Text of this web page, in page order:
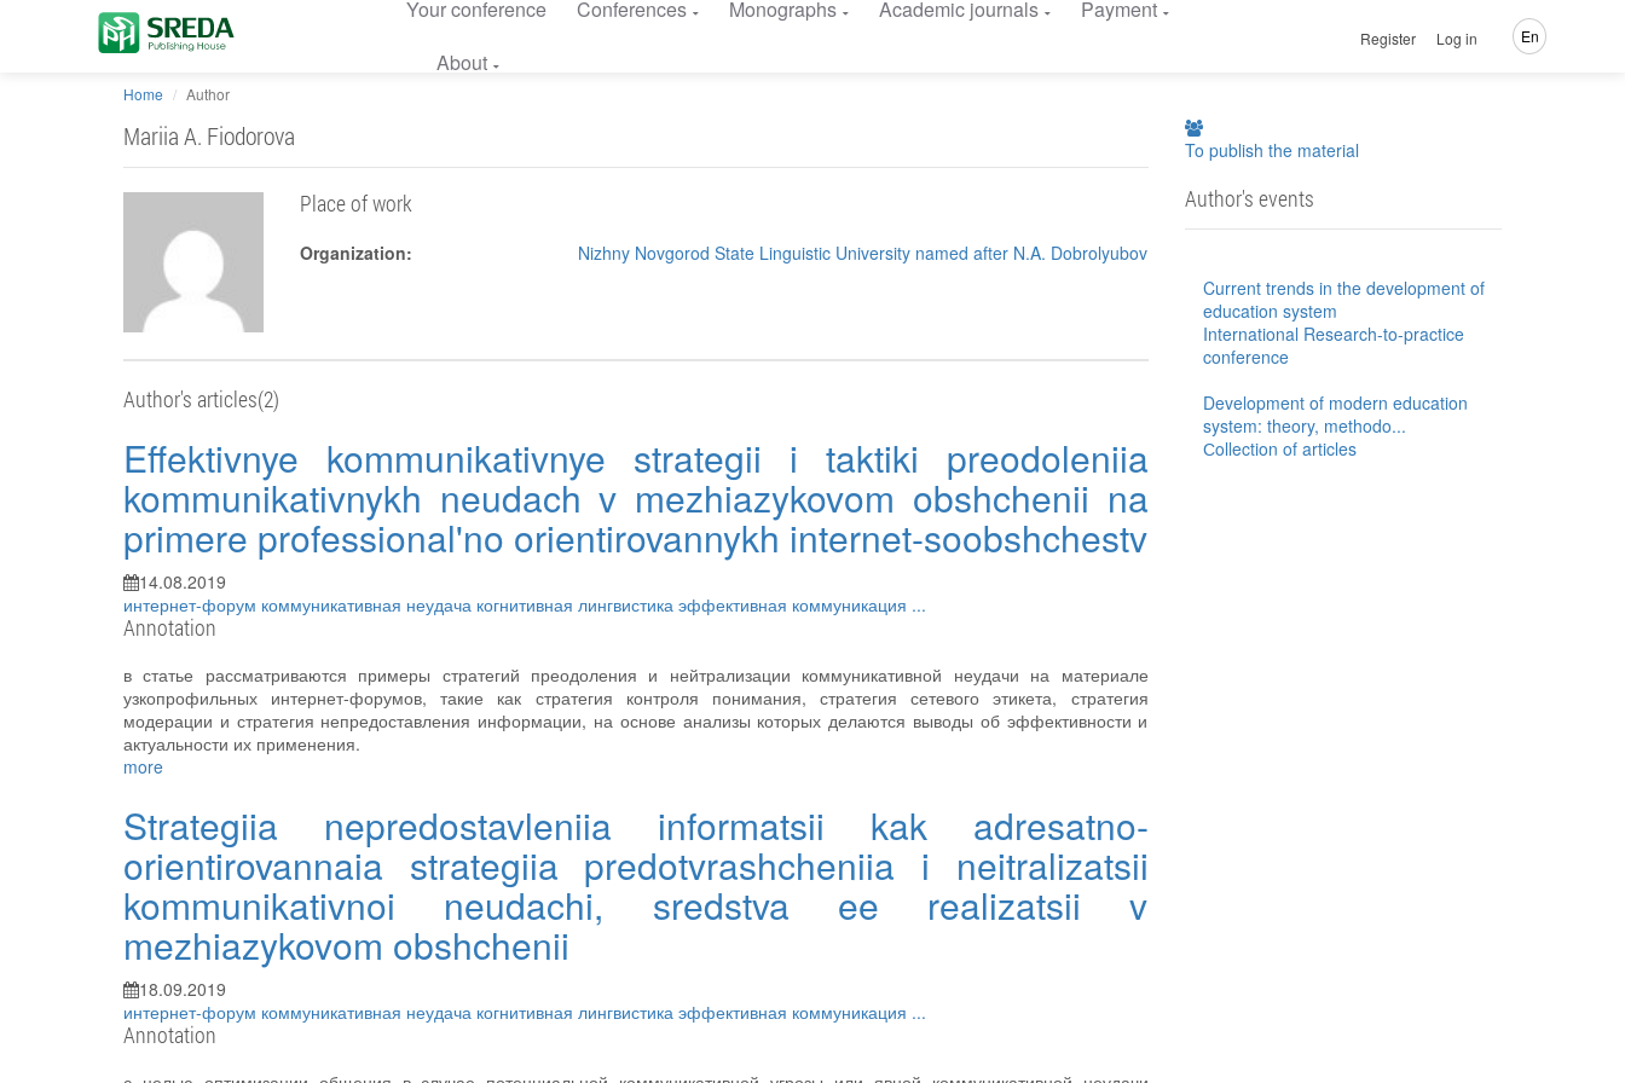
Your conference Conferences Monographs Academic journals
Payment
About
Register Log in En
Home Author
Mariia A. Fiodorova
Place of work
Organization: Nizhny Novgorod State Linguistic University named after N.A. Dobrolyubov
Author's articles(2)
Effektivnye kommunikativnye strategii i taktiki preodoleniia
kommunikativnykh neudach v mezhiazykovom obshchenii na
primere professional'no orientirovannykh internet-soobshchestv
14.08.2019
интернет-форум коммуникативная неудача когнитивная лингвистика эффективная коммуникация ...
Annotation
в статье рассматриваются примеры стратегий преодоления и нейтрализации коммуникативной неудачи на материале
узкопрофильных интернет-форумов, такие как стратегия контроля понимания, стратегия сетевого этикета, стратегия
модерации и стратегия непредоставления информации, на основе анализы которых делаются выводы об эффективности и
актуальности их применения.
more
Strategiia nepredostavleniia informatsii kak adresatno-
orientirovannaia strategiia predotvrashcheniia i neitralizatsii
kommunikativnoi neudachi, sredstva ee realizatsii v
mezhiazykovom obshchenii
18.09.2019
интернет-форум коммуникативная неудача когнитивная лингвистика эффективная коммуникация ...
Annotation
To publish the material
Author's events
Current trends in the development of
education system
International Research-to-practice
conference
Development of modern education
system: theory, methodo...
Сollection of articles